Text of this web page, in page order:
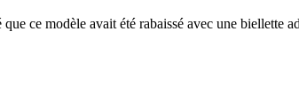
ce modèle avait été rabaissé avec une biellette